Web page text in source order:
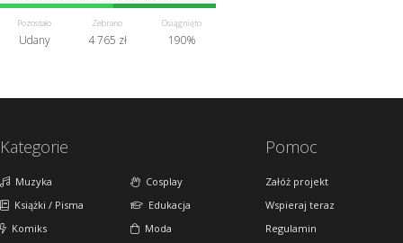
Lema.
Pozostało
Udany
Zebrano
4 765 zł
Osiągnięto
190%
Kategorie
Muzyka
Książki / Pisma
Komiks
Cosplay
Edukacja
Moda
Pomoc
Załóż projekt
Wspieraj teraz
Regulamin